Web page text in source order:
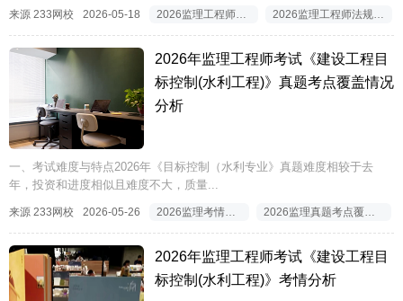
来源 233网校 2026-05-18 2026监理工程师考情分析 2026监理工程师法规考情分析
2026年监理工程师考试《建设工程目
标控制(水利工程)》真题考点覆盖情况
分析
一、考试难度与特点2026年《目标控制（水利专业》真题难度相较于去
年，投资和进度相似且难度不大，质量...
来源 233网校 2026-05-26 2026监理真题考点覆盖情况分析
2026年监理工程师考试《建设工程目
标控制(水利工程)》考情分析